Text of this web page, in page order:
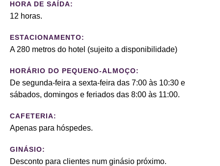
HORA DE SAÍDA:
12 horas.
ESTACIONAMENTO:
A 280 metros do hotel (sujeito a disponibilidade)
HORÁRIO DO PEQUENO-ALMOÇO:
De segunda-feira a sexta-feira das 7:00 às 10:30 e
sábados, domingos e feriados das 8:00 às 11:00.
CAFETERIA:
Apenas para hóspedes.
GINÁSIO:
Desconto para clientes num ginásio próximo.